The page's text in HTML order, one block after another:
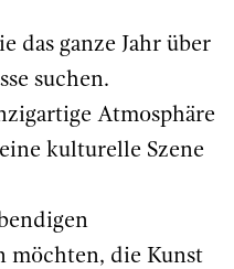
das ganze Jahr über
suchen.
Atmosphäre
kulturelle Szene
möchten, die Kunst